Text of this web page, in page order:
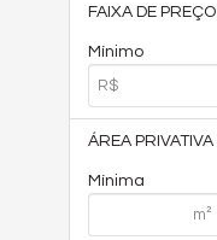
FAIXA DE PREÇO
Mínimo
ÁREA PRIVATIVA
Mínima